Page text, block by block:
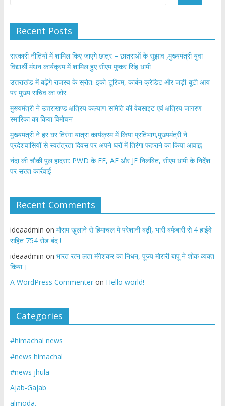
Recent Posts
सरकारी नीतियों में शामिल किए जाएंगे छात्र – छात्राओं के सुझाव ,मुख्यमंत्री युवा
विद्यार्थी मंथन कार्यक्रम में शामिल हुए सीएम पुष्कर सिंह धामी
उत्तराखंड में बढ़ेंगे राजस्व के स्रोत: इको-टूरिज्म, कार्बन क्रेडिट और जड़ी-बूटी आय
पर मुख्य सचिव का जोर
मुख्यमंत्री ने उत्तराखण्ड क्षत्रिय कल्याण समिति की वेबसाइट एवं क्षत्रिय जागरण
स्मारिका का किया विमोचन
मुख्यमंत्री ने हर घर तिरंगा यात्रा कार्यक्रम में किया प्रतिभाग,मुख्यमंत्री ने
प्रदेशवासियों से स्वतंत्रता दिवस पर अपने घरों में तिरंगा फहराने का किया आवाह्न
नंदा की चौकी पुल हादसा: PWD के EE, AE और JE निलंबित, सीएम धामी के निर्देश
पर सख्त कार्रवाई
Recent Comments
ideaadmin on मौसम खुलाने से हिमाचल मे परेशानी बढ़ी, भारी बर्फबारी से 4 हाईवे
सहित 754 रोड बंद !
ideaadmin on भारत रत्न लता मंगेशकर का निधन, पूज्य मोरारी बापू ने शोक व्यक्त
किया।
A WordPress Commenteron Hello world!
Categories
#himachal news
#news himachal
#news jhula
Ajab-Gajab
almoda.